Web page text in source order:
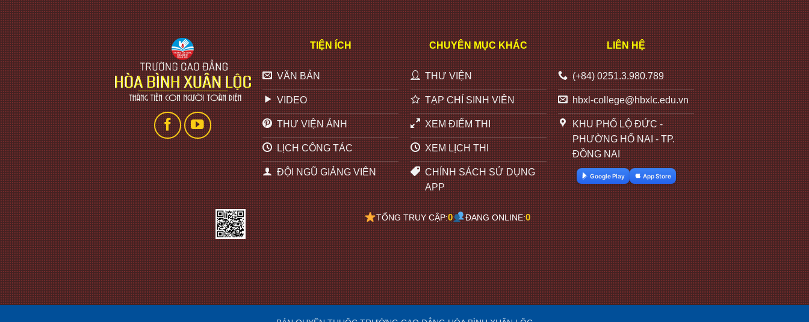
TIỆN ÍCH
VĂN BẢN
VIDEO
THƯ VIỆN ẢNH
LỊCH CÔNG TÁC
ĐỘI NGŨ GIẢNG VIÊN
CHUYÊN MỤC KHÁC
THƯ VIỆN
TẠP CHÍ SINH VIÊN
XEM ĐIỂM THI
XEM LỊCH THI
CHÍNH SÁCH SỬ DỤNG
APP
LIÊN HỆ
(+84) 0251.3.980.789
hbxl-college@hbxlc.edu.vn
KHU PHỐ LỘ ĐỨC -
PHƯỜNG HỐ NAI - TP.
ĐỒNG NAI
Google Play App Store
TỔNG TRUY CẬP:0 ĐANG ONLINE:0